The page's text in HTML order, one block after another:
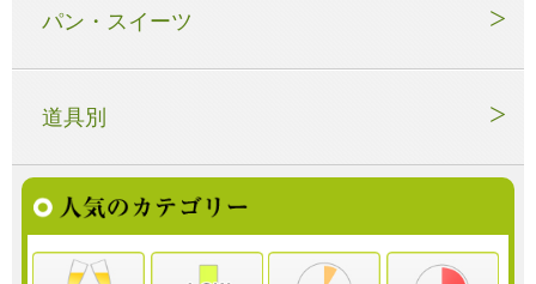
パン・スイーツ
道具別